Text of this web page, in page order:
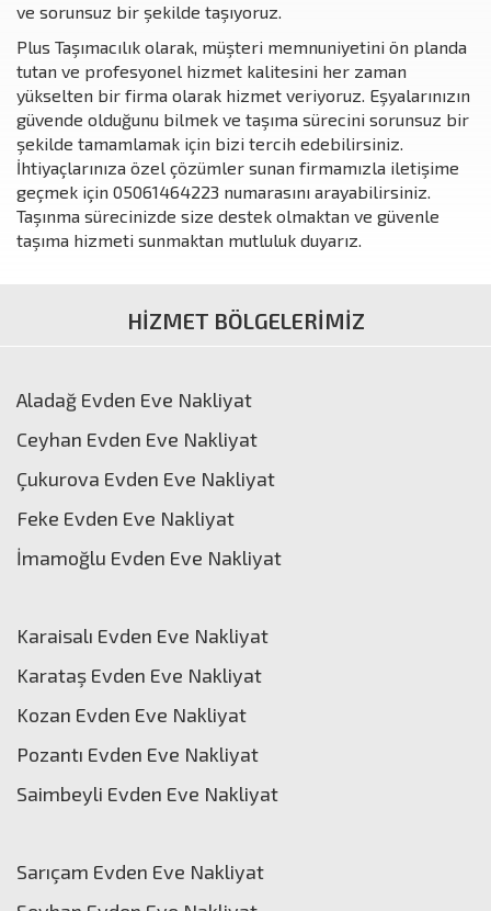
ve sorunsuz bir şekilde taşıyoruz.
Plus Taşımacılık olarak, müşteri memnuniyetini ön planda
tutan ve profesyonel hizmet kalitesini her zaman
yükselten bir firma olarak hizmet veriyoruz. Eşyalarınızın
güvende olduğunu bilmek ve taşıma sürecini sorunsuz bir
şekilde tamamlamak için bizi tercih edebilirsiniz.
İhtiyaçlarınıza özel çözümler sunan firmamızla iletişime
geçmek için 05061464223 numarasını arayabilirsiniz.
Taşınma sürecinizde size destek olmaktan ve güvenle
taşıma hizmeti sunmaktan mutluluk duyarız.
HİZMET BÖLGELERİMİZ
Aladağ Evden Eve Nakliyat
Ceyhan Evden Eve Nakliyat
Çukurova Evden Eve Nakliyat
Feke Evden Eve Nakliyat
İmamoğlu Evden Eve Nakliyat
Karaisalı Evden Eve Nakliyat
Karataş Evden Eve Nakliyat
Kozan Evden Eve Nakliyat
Pozantı Evden Eve Nakliyat
Saimbeyli Evden Eve Nakliyat
Sarıçam Evden Eve Nakliyat